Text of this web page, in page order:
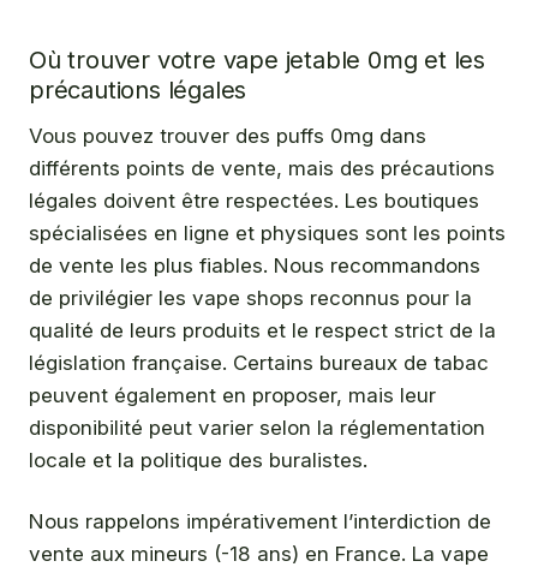
Où trouver votre vape jetable 0mg et les
précautions légales
Vous pouvez trouver des puffs 0mg dans
différents points de vente, mais des précautions
légales doivent être respectées. Les boutiques
spécialisées en ligne et physiques sont les points
de vente les plus fiables. Nous recommandons
de privilégier les vape shops reconnus pour la
qualité de leurs produits et le respect strict de la
législation française. Certains bureaux de tabac
peuvent également en proposer, mais leur
disponibilité peut varier selon la réglementation
locale et la politique des buralistes.
Nous rappelons impérativement l’interdiction de
vente aux mineurs (-18 ans) en France. La vape